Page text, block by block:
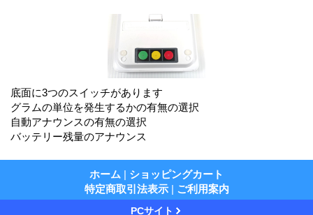
底面に3つのスイッチがあります
グラムの単位を発生するかの有無の選択
自動アナウンスの有無の選択
バッテリー残量のアナウンス
ホーム | ショッピングカート
特定商取引法表示 | ご利用案内
PCサイト